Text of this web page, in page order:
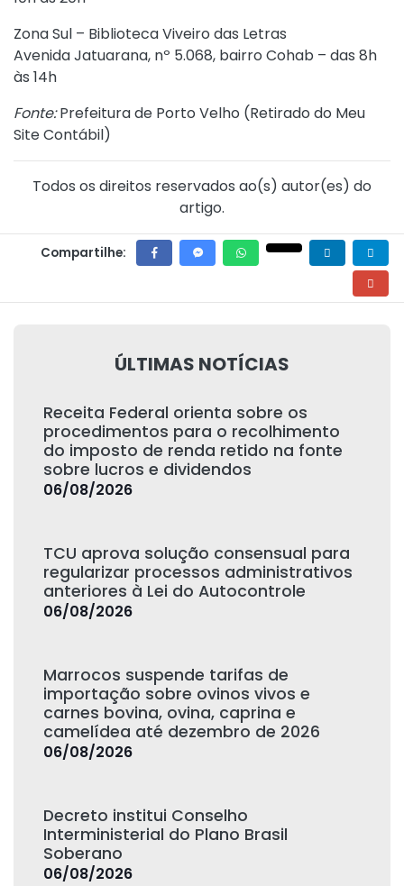
Zona Sul – Biblioteca Viveiro das Letras
Avenida Jatuarana, nº 5.068, bairro Cohab – das 8h
às 14h
Fonte:Prefeitura de Porto Velho (Retirado do Meu
Site Contábil)
Todos os direitos reservados ao(s) autor(es) do
artigo.
Compartilhe:
ÚLTIMAS NOTÍCIAS
Receita Federal orienta sobre os
procedimentos para o recolhimento
do imposto de renda retido na fonte
sobre lucros e dividendos
06/08/2026
TCU aprova solução consensual para
regularizar processos administrativos
anteriores à Lei do Autocontrole
06/08/2026
Marrocos suspende tarifas de
importação sobre ovinos vivos e
carnes bovina, ovina, caprina e
camelídea até dezembro de 2026
06/08/2026
Decreto institui Conselho
Interministerial do Plano Brasil
Soberano
06/08/2026